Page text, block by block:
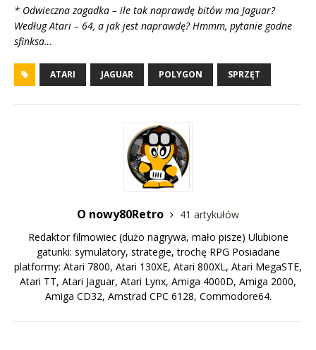
* Odwieczna zagadka – ile tak naprawdę bitów ma Jaguar?
Według Atari – 64, a jak jest naprawdę? Hmmm, pytanie godne
sfinksa…
ATARI JAGUAR POLYGON SPRZĘT
O nowy80Retro
41 artykułów
Redaktor filmowiec (dużo nagrywa, mało pisze) Ulubione
gatunki: symulatory, strategie, trochę RPG Posiadane
platformy: Atari 7800, Atari 130XE, Atari 800XL, Atari MegaSTE,
Atari TT, Atari Jaguar, Atari Lynx, Amiga 4000D, Amiga 2000,
Amiga CD32, Amstrad CPC 6128, Commodore64.